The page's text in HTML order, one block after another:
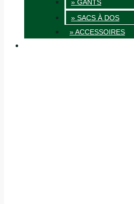
» GANTS
» SACS À DOS
» ACCESSOIRES